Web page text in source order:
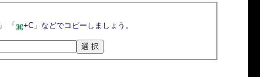
選択ボタンを押すとトラックバックURLが選択されるので，マウスの右クリックメニューや「Ctrl+C」 「 +C」などでコピーしましょう。